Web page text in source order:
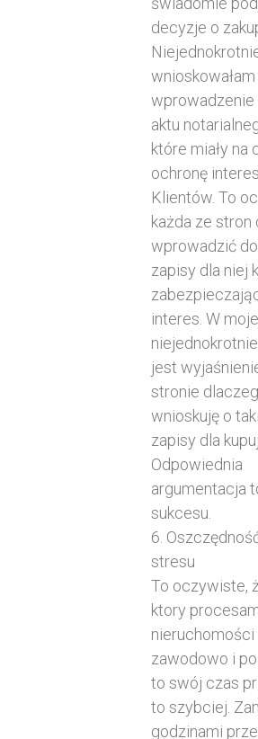
decyzje o
wnioskowałam
aktu
które miały na
ochronę
Klientów. To
każda ze stron
wprowadzić
zapisy dla niej
interes. W
jest
stronie
wnioskuję o
zapisy dla
Odpowiednia
argumentacja
sukcesu.
6.
stresu
To oczywiste,
ktory
nieruchomości
zawodowo i
to swój czas
to szybciej.
godzinami